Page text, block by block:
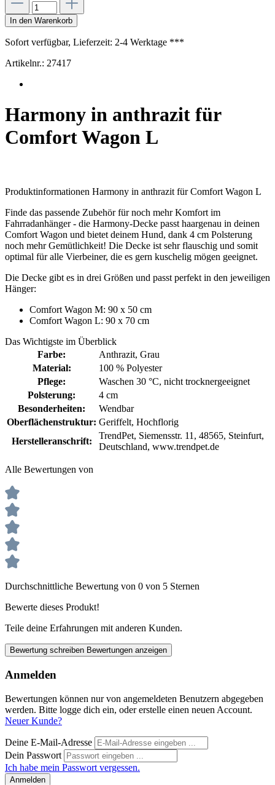
In den Warenkorb
Sofort verfügbar, Lieferzeit: 2-4 Werktage ***
Artikelnr.: 27417
Harmony in anthrazit für
Comfort Wagon L
Produktinformationen Harmony in anthrazit für Comfort Wagon L
Finde das passende Zubehör für noch mehr Komfort im
Fahrradanhänger - die Harmony-Decke passt haargenau in deinen
Comfort Wagon und bietet deinem Hund, dank 4 cm Polsterung
noch mehr Gemütlichkeit! Die Decke ist sehr flauschig und somit
optimal für alle Vierbeiner, die es gern kuschelig mögen geeignet.
Die Decke gibt es in drei Größen und passt perfekt in den jeweiligen
Hänger:
Comfort Wagon M: 90 x 50 cm
Comfort Wagon L: 90 x 70 cm
Das Wichtigste im Überblick
Farbe:
Anthrazit, Grau
Material:
100 % Polyester
Pflege:
Waschen 30 °C, nicht trocknergeeignet
Polsterung:
4 cm
Besonderheiten:
Wendbar
Oberflächenstruktur: Geriffelt, Hochflorig
Herstelleranschrift:
TrendPet, Siemensstr. 11, 48565, Steinfurt,
Deutschland, www.trendpet.de
Alle Bewertungen von
Durchschnittliche Bewertung von 0 von 5 Sternen
Bewerte dieses Produkt!
Teile deine Erfahrungen mit anderen Kunden.
Bewertung schreiben Bewertungen anzeigen
Anmelden
Bewertungen können nur von angemeldeten Benutzern abgegeben
werden. Bitte logge dich ein, oder erstelle einen neuen Account.
Neuer Kunde?
Deine E-Mail-Adresse
Dein Passwort
Ich habe mein Passwort vergessen.
Anmelden